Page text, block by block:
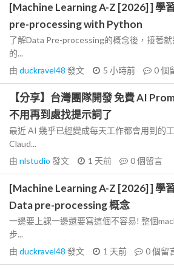
[Machine Learning A-Z [2026] ] 學
pre-processing with Python
了解Data Pre-processing的概念後，接著
的...
由 duckravel48 發文 5 小時前 0個
【分享】台灣團隊開發 免費 AI
不用再到處找提示詞了
最近 AI 幾乎已經變成每天工作都會用到的
Claud...
由 nlstudio 發文 1 天前 0個留言
[Machine Learning A-Z [2026] ] 學
Data pre-processing 概念
一邊要上課一邊還要寫這個不容易! 整個
步...
由 duckravel48 發文 1 天前 0個留